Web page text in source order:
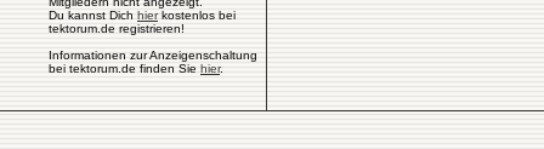
Du kannst Dich hierkostenlos bei
tektorum.de registrieren!
Informationen zur Anzeigenschaltung
bei tektorum.de finden Sie hier.